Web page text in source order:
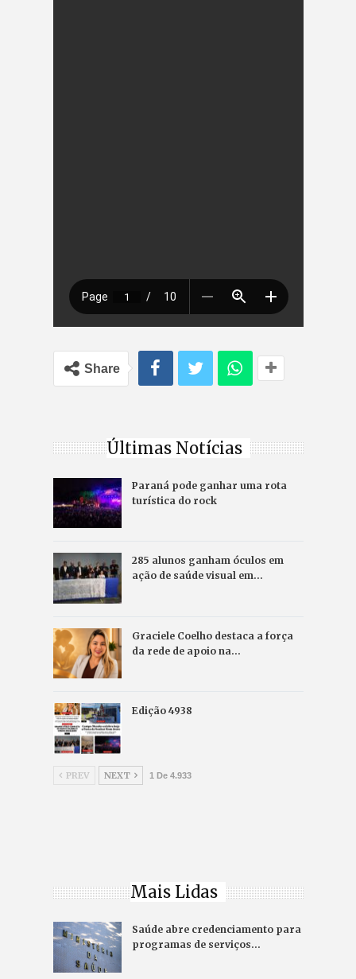
Share
Últimas Notícias
Paraná pode ganhar uma rota
turística do rock
285 alunos ganham óculos em
ação de saúde visual em…
Graciele Coelho destaca a força
da rede de apoio na…
Edição 4938
PREV NEXT 1 De 4.933
Mais Lidas
Saúde abre credenciamento para
programas de serviços…